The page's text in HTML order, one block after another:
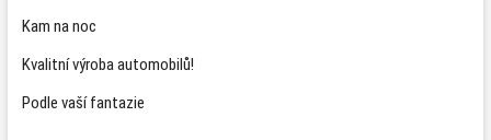
Kam na noc
Kvalitní výroba automobilů!
Podle vaší fantazie